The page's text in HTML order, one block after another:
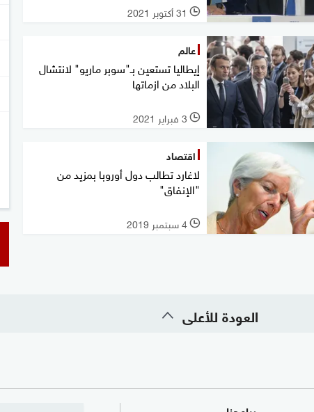
l 31 أكتوبر 2021
عالم
إيطاليا تستعين بـ"سوبر ماريو" لانتشال
البلاد من ازماتها
l 3 فبراير 2021
اقتصاد
لاغارد تطالب دول أوروبا بمزيد من
"الإنفاق"
l 4 سبتمبر 2019
العودة للأعلى